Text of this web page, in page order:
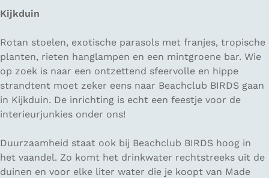
Kijkduin
Rotan stoelen, exotische parasols met franjes, tropische
planten, rieten hanglampen en een mintgroene bar. Wie
op zoek is naar een ontzettend sfeervolle en hippe
strandtent moet zeker eens naar Beachclub BIRDS gaan
in Kijkduin. De inrichting is echt een feestje voor de
interieurjunkies onder ons!
Duurzaamheid staat ook bij Beachclub BIRDS hoog in
het vaandel. Zo komt het drinkwater rechtstreeks uit de
duinen en voor elke liter water die je koopt van Made